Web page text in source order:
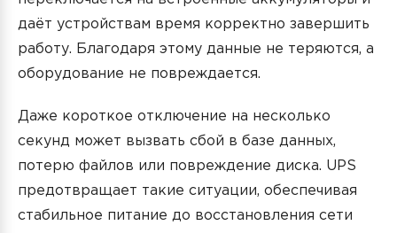
даёт устройствам время корректно завершить
работу. Благодаря этому данные не теряются, а
оборудование не повреждается.
Даже короткое отключение на несколько
секунд может вызвать сбой в базе данных,
потерю файлов или повреждение диска. UPS
предотвращает такие ситуации, обеспечивая
стабильное питание до восстановления сети